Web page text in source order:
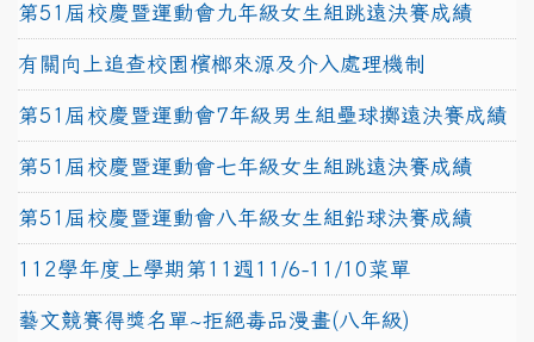
第51屆校慶暨運動會九年級女生組跳遠決賽成績
有關向上追查校園檳榔來源及介入處理機制
第51屆校慶暨運動會7年級男生組壘球擲遠決賽成績
第51屆校慶暨運動會七年級女生組跳遠決賽成績
第51屆校慶暨運動會八年級女生組鉛球決賽成績
112學年度上學期第11週11/6-11/10菜單
藝文競賽得獎名單~拒絕毒品漫畫(八年級)